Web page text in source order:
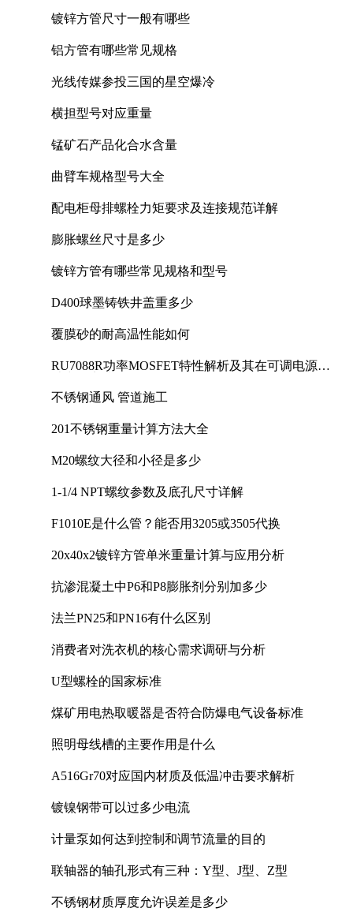
镀锌方管尺寸一般有哪些
铝方管有哪些常见规格
光线传媒参投三国的星空爆冷
横担型号对应重量
锰矿石产品化合水含量
曲臂车规格型号大全
配电柜母排螺栓力矩要求及连接规范详解
膨胀螺丝尺寸是多少
镀锌方管有哪些常见规格和型号
D400球墨铸铁井盖重多少
覆膜砂的耐高温性能如何
RU7088R功率MOSFET特性解析及其在可调电源设
不锈钢通风 管道施工
201不锈钢重量计算方法大全
M20螺纹大径和小径是多少
1-1/4 NPT螺纹参数及底孔尺寸详解
F1010E是什么管？能否用3205或3505代换
20x40x2镀锌方管单米重量计算与应用分析
抗渗混凝土中P6和P8膨胀剂分别加多少
法兰PN25和PN16有什么区别
消费者对洗衣机的核心需求调研与分析
U型螺栓的国家标准
煤矿用电热取暖器是否符合防爆电气设备标准
照明母线槽的主要作用是什么
A516Gr70对应国内材质及低温冲击要求解析
镀镍钢带可以过多少电流
计量泵如何达到控制和调节流量的目的
联轴器的轴孔形式有三种：Y型、J型、Z型
不锈钢材质厚度允许误差是多少